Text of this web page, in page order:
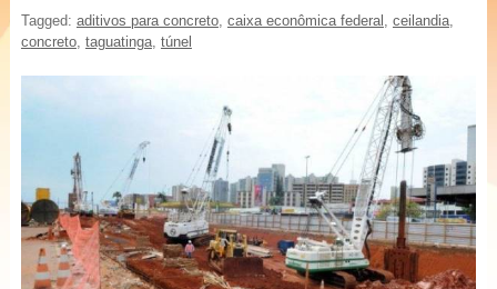
Tagged: aditivos para concreto, caixa econômica federal , ceilandia,
concreto, taguatinga, túnel